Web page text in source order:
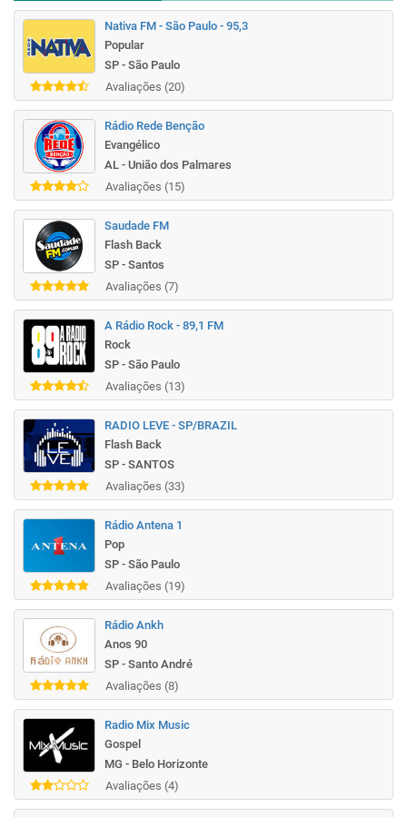
Nativa FM - São Paulo - 95,3
Popular
SP - São Paulo
Avaliações (20)
Rádio Rede Benção
Evangélico
AL - União dos Palmares
Avaliações (15)
Saudade FM
Flash Back
SP - Santos
Avaliações (7)
A Rádio Rock - 89,1 FM
Rock
SP - São Paulo
Avaliações (13)
RADIO LEVE - SP/BRAZIL
Flash Back
SP - SANTOS
Avaliações (33)
Rádio Antena 1
Pop
SP - São Paulo
Avaliações (19)
Rádio Ankh
Anos 90
SP - Santo André
Avaliações (8)
Radio Mix Music
Gospel
MG - Belo Horizonte
Avaliações (4)